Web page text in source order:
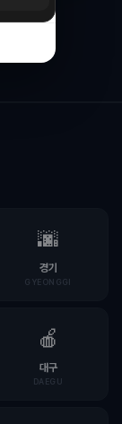
🌆
경기
GYEONGGI
🍎
대구
DAEGU